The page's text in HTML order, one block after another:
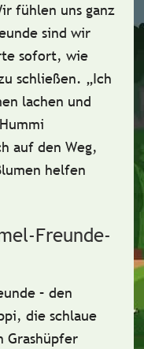
fühlen uns ganz
sind wir
sofort, wie
schließen. „Ich
lachen und
auf den Weg,
helfen
Freunde-
– den
, die schlaue
Grashüpfer